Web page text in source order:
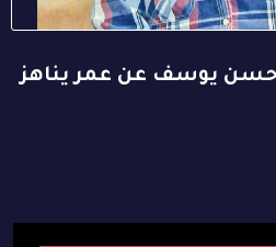
حسن يوسف عن عمر يناهز